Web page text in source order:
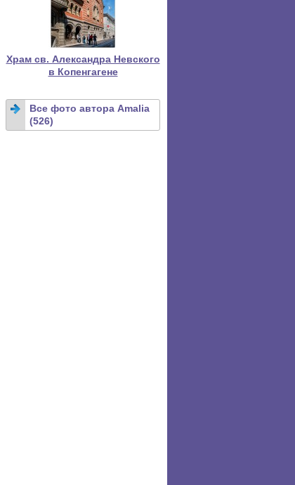
Храм св. Александра Невского
в Копенгагене
Все фото автора Amalia
(526)